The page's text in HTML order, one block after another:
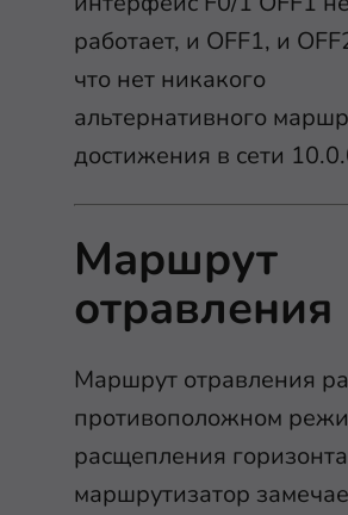
работает, и OFF1, и
что нет никакого
альтернативного
достижения в сети
Маршрут
отравления
Маршрут отравления
противоположном
расщепления
маршрутизатор